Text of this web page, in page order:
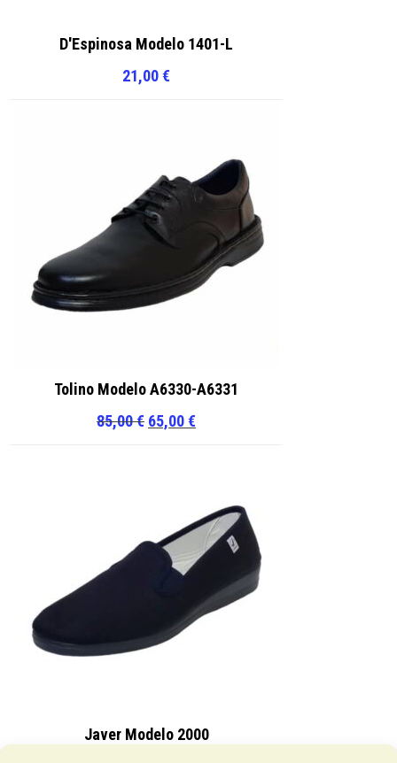
D'Espinosa Modelo 1401-L
21,00€
Tolino Modelo A6330-A6331
85,00€ El
85,00 €.
65,00€
65,00 €.
Javer Modelo 2000